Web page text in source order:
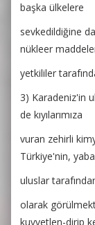
başka ülkelere
sevkedildiğine
nükleer
yetkililer
3) Karadeniz'in
de kıyılarımıza
vuran zehirli
Türkiye'nin,
uluslar
olarak
kuvvetlen-dirip